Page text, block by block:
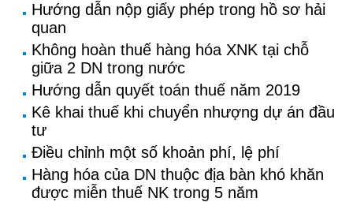
Hướng dẫn nộp giấy phép trong hồ sơ hải
quan
Không hoàn thuế hàng hóa XNK tại chỗ
giữa 2 DN trong nước
Hướng dẫn quyết toán thuế năm 2019
Kê khai thuế khi chuyển nhượng dự án đầu
tư
Điều chỉnh một số khoản phí, lệ phí
Hàng hóa của DN thuộc địa bàn khó khăn
được miễn thuế NK trong 5 năm